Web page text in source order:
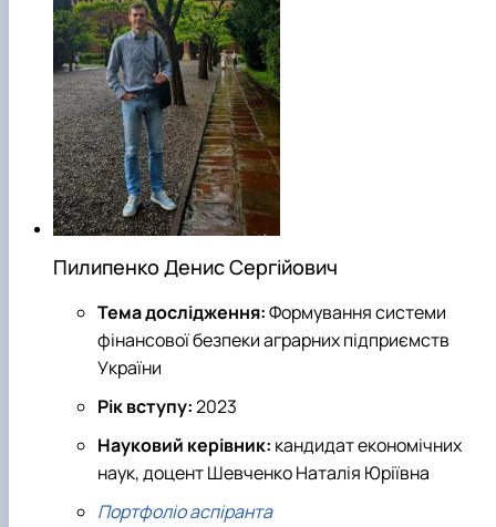
Пилипенко Денис Сергійович
Тема дослідження:Формування системи
фінансової безпеки аграрних підприємств
України
Рік вступу:2023
Науковий керівник: кандидат економічних
наук, доцент Шевченко Наталія Юріївна
Портфоліо аспіранта